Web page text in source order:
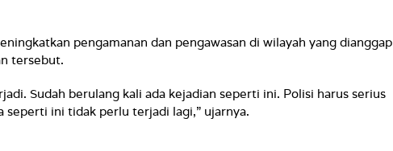
pengamanan dan pengawasan di wilayah yang dianggap
tersebut.
Sudah berulang kali ada kejadian seperti ini. Polisi harus serius
seperti ini tidak perlu terjadi lagi,” ujarnya.